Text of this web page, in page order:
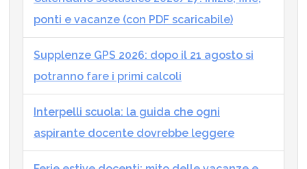
ponti e vacanze (con PDF scaricabile)
Supplenze GPS 2026: dopo il 21 agosto si
potranno fare i primi calcoli
Interpelli scuola: la guida che ogni
aspirante docente dovrebbe leggere